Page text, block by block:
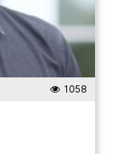
1058